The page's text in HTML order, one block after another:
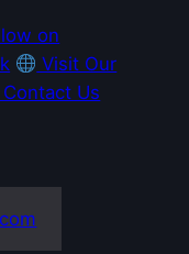
on
Visit Our
Contact Us